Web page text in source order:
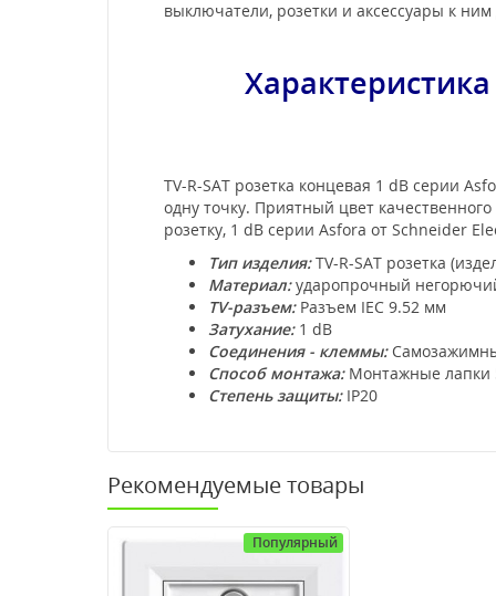
выключатели, розетки и аксессуары к
TV-R-SAT розетка концевая 1 dB серии
одну точку. Приятный цвет
розетку, 1 dB серии Asfora от Schneider
Тип изделия:TV-R-SAT розетка
Материал:ударопрочный
TV-разъем: Разъем IEC 9.52 мм
Затухание: 1 dB
Соединения - клеммы:
Способ монтажа: Монтажные лапки
Степень защиты: IP20
Рекомендуемые товары
Популярный